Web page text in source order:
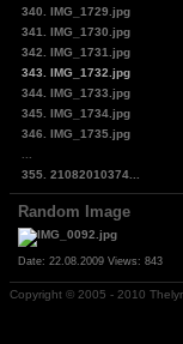
340. IMG_1729.jpg
341. IMG_1730.jpg
342. IMG_1731.jpg
343. IMG_1732.jpg
344. IMG_1733.jpg
345. IMG_1734.jpg
346. IMG_1735.jpg
355. 21082010374...
Random Image
Date: 22.08.2009 Views: 843
Copyright © 2005 - 2010